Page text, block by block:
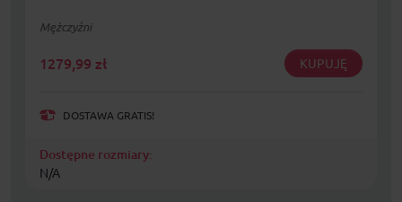
Mężczyźni
1279,99 zł KUPUJĘ
DOSTAWA GRATIS!
Dostępne rozmiary:
N/A